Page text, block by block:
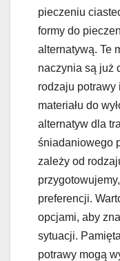
pieczeniu
formy do
alternatywą. Te
naczynia są już
rodzaju
materiału do
alternatyw dla
śniadaniowego
zależy od
preferencji.
opcjami, aby
sytuacji.
potrawy mogą